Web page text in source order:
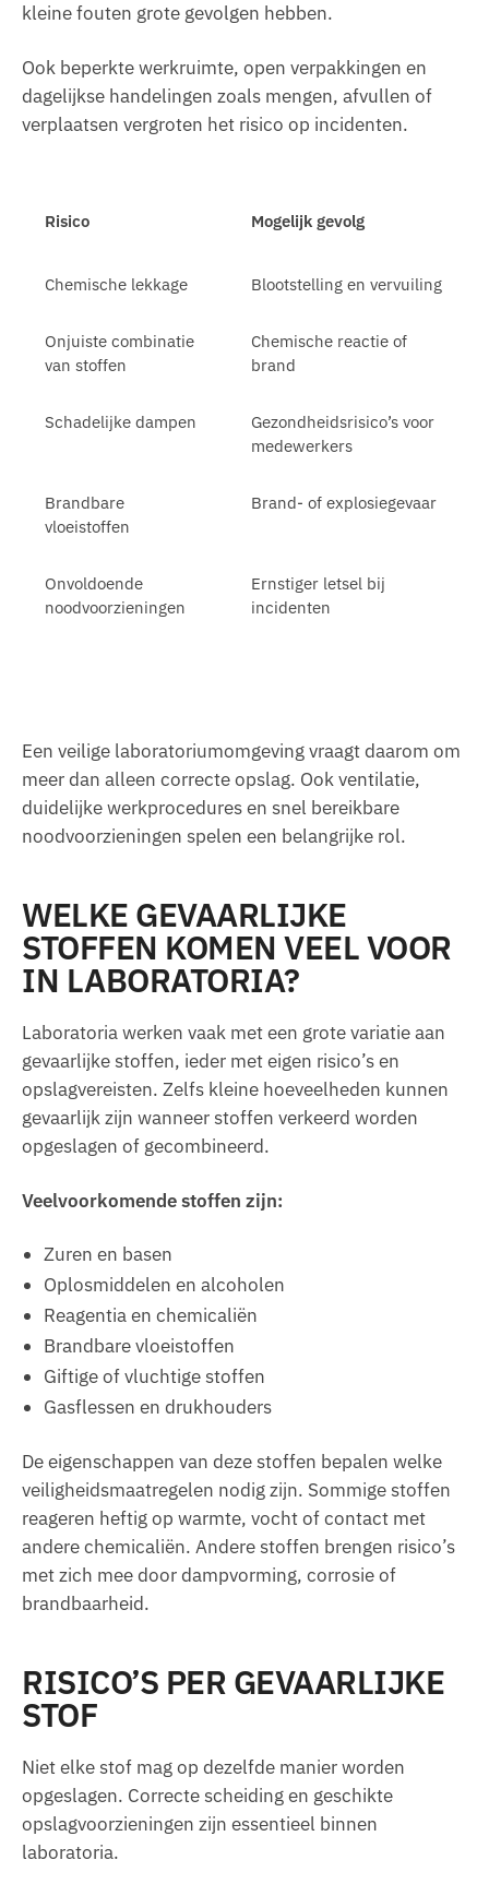
kleine fouten grote gevolgen hebben.
Ook beperkte werkruimte, open verpakkingen en
dagelijkse handelingen zoals mengen, afvullen of
verplaatsen vergroten het risico op incidenten.
Risico Mogelijk gevolg
Chemische lekkage Blootstelling en vervuiling
Onjuiste combinatie
van stoffen
Chemische reactie of
brand
Schadelijke dampen
Gezondheidsrisico’s voor
medewerkers
Brandbare
vloeistoffen
Brand- of explosiegevaar
Onvoldoende
noodvoorzieningen
Ernstiger letsel bij
incidenten
Een veilige laboratoriumomgeving vraagt daarom om
meer dan alleen correcte opslag. Ook ventilatie,
duidelijke werkprocedures en snel bereikbare
noodvoorzieningen spelen een belangrijke rol.
WELKE GEVAARLIJKE
STOFFEN KOMEN VEEL VOOR
IN LABORATORIA?
Laboratoria werken vaak met een grote variatie aan
gevaarlijke stoffen, ieder met eigen risico’s en
opslagvereisten. Zelfs kleine hoeveelheden kunnen
gevaarlijk zijn wanneer stoffen verkeerd worden
opgeslagen of gecombineerd.
Veelvoorkomende stoffen zijn:
Zuren en basen
Oplosmiddelen en alcoholen
Reagentia en chemicaliën
Brandbare vloeistoffen
Giftige of vluchtige stoffen
Gasflessen en drukhouders
De eigenschappen van deze stoffen bepalen welke
veiligheidsmaatregelen nodig zijn. Sommige stoffen
reageren heftig op warmte, vocht of contact met
andere chemicaliën. Andere stoffen brengen risico’s
met zich mee door dampvorming, corrosie of
brandbaarheid.
RISICO’S PER GEVAARLIJKE
STOF
Niet elke stof mag op dezelfde manier worden
opgeslagen. Correcte scheiding en geschikte
opslagvoorzieningen zijn essentieel binnen
laboratoria.